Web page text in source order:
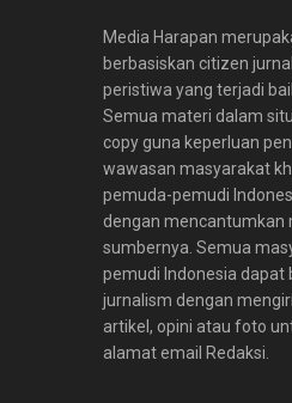
Media Harapan
berbasiskan citizen
peristiwa yang terjadi
Semua materi dalam
copy guna keperluan
wawasan masyarakat
pemuda-pemudi
dengan mencantumkan
sumbernya. Semua
pemudi Indonesia dapat
jurnalism dengan
artikel, opini atau foto
alamat email Redaksi.